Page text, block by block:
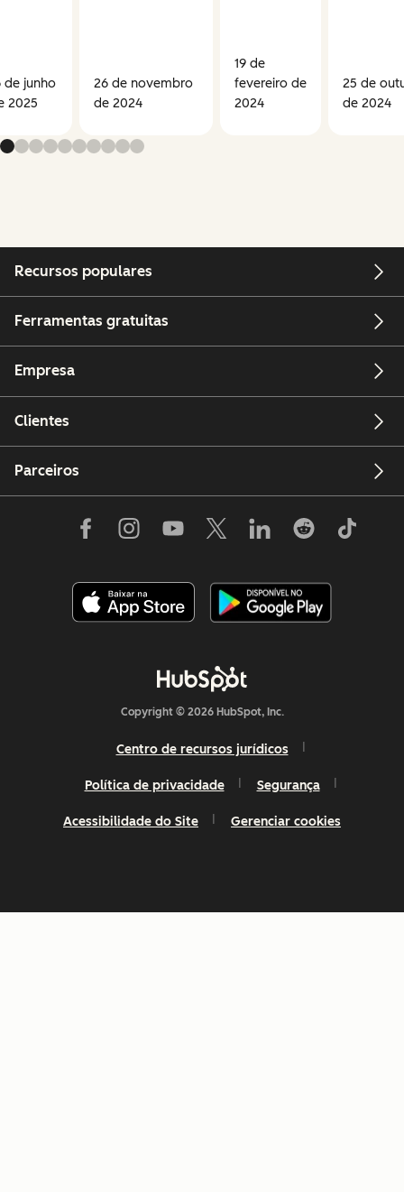
de junho
2025
26 de novembro
de 2024
19 de
fevereiro de
2024
25 de
de 2024
Recursos populares
Ferramentas gratuitas
Empresa
Clientes
Parceiros
Copyright © 2026 HubSpot, Inc.
Centro de recursos jurídicos
Política de privacidade Segurança
Acessibilidade do Site Gerenciar cookies